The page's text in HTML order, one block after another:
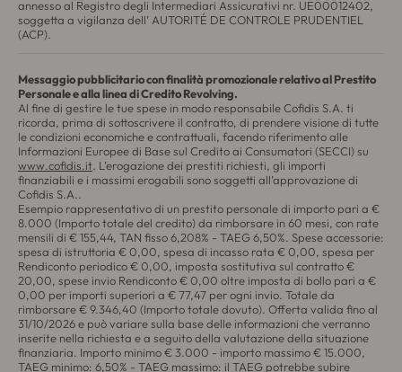
annesso al Registro degli Intermediari Assicurativi nr. UE00012402,
soggetta a vigilanza dell’ AUTORITÉ DE CONTROLE PRUDENTIEL
(ACP).
Messaggio pubblicitario con finalità promozionale relativo al Prestito
Personale e alla linea di Credito Revolving.
Al fine di gestire le tue spese in modo responsabile Cofidis S.A. ti
ricorda, prima di sottoscrivere il contratto, di prendere visione di tutte
le condizioni economiche e contrattuali, facendo riferimento alle
Informazioni Europee di Base sul Credito ai Consumatori (SECCI) su
www.cofidis.it . L’erogazione dei prestiti richiesti, gli importi
finanziabili e i massimi erogabili sono soggetti all’approvazione di
Cofidis S.A..
Esempio rappresentativo di un prestito personale di importo pari a €
8.000 (Importo totale del credito) da rimborsare in 60 mesi, con rate
mensili di € 155,44, TAN fisso 6,208% - TAEG 6,50%. Spese accessorie:
spesa di istruttoria € 0,00, spesa di incasso rata € 0,00, spesa per
Rendiconto periodico € 0,00, imposta sostitutiva sul contratto €
20,00, spese invio Rendiconto € 0,00 oltre imposta di bollo pari a €
0,00 per importi superiori a € 77,47 per ogni invio. Totale da
rimborsare € 9.346,40 (Importo totale dovuto). Offerta valida fino al
31/10/2026 e può variare sulla base delle informazioni che verranno
inserite nella richiesta e a seguito della valutazione della situazione
finanziaria. Importo minimo € 3.000 - importo massimo € 15.000,
TAEG minimo: 6,50% - TAEG massimo: il TAEG potrebbe subire